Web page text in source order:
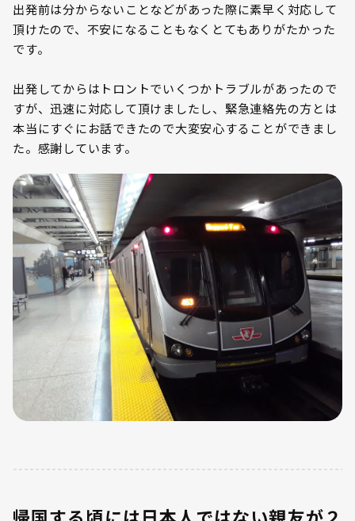
出発前は分からないことなどがあった際に素早く対応して
頂けたので、不安になることもなくとてもありがたかった
です。
出発してからはトロントでいくつかトラブルがあったので
すが、迅速に対応して頂けましたし、緊急連絡先の方とは
本当にすぐにお話できたので大変安心することができまし
た。感謝しています。